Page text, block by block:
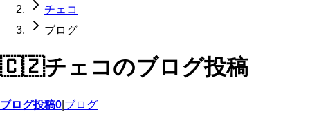
チェコ
ブログ
🇨🇿チェコのブログ投稿
ブログ投稿0 ブログ